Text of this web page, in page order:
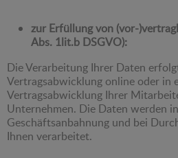
zur Erfüllung von (vor-
Abs. 1lit.b DSGVO):
Die Verarbeitung Ihrer Daten
Vertragsabwicklung online oder in
Vertragsabwicklung Ihrer
Unternehmen. Die Daten werden
Geschäftsanbahnung und bei
Ihnen verarbeitet.